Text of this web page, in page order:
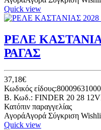
Quick view
ΡΕΛΕ
ΡΑΓΑΣ
37,18€
Κωδικός
B. Κωδ.: FINDER 20 28
Κατόπιν παραγγελίας
ΑγοράΑγορά Σύγκριση
Quick view